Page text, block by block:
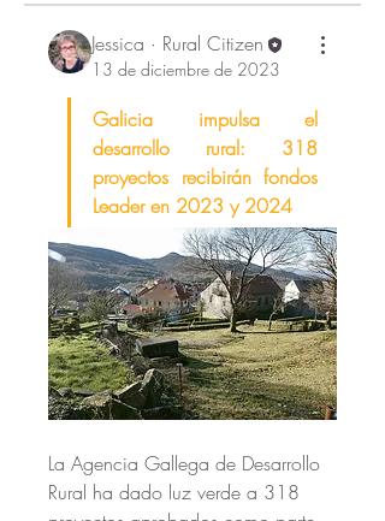
Jessica · Rural Citizen
13 de diciembre de 2023
Galicia impulsa el
desarrollo rural: 318
proyectos recibirán fondos
Leader en 2023 y 2024
La Agencia Gallega de Desarrollo
Rural ha dado luz verde a 318